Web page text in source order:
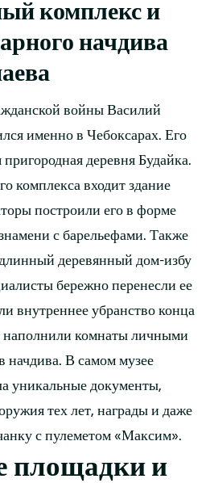
комплекс и
начдива
войны Василий
именно в Чебоксарах. Его
деревня Будайка.
комплекса входит здание
построили его в форме
с барельефами. Также
деревянный дом-избу
бережно перенесли ее
внутреннее убранство конца
наполнили комнаты личными
начдива. В самом музее
уникальные документы,
тех лет, награды и даже
с пулеметом «Максим».
площадки и